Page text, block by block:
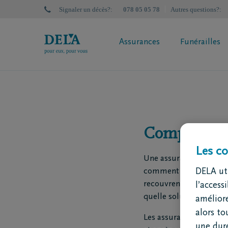
Signaler un décès?: 078 05 05 78 Autres questions?:
Assurances Funérailles
Demandez votre proposition de
Assurance obsèques? Faites le test
Comparer
Une assurance vie
comment savoir
recouvrent-elles
quelle solution
Les assurances DELA
Les
DELA
alors